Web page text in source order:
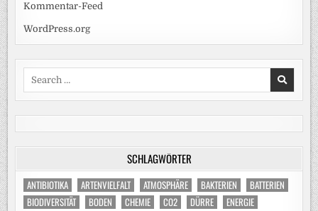
Kommentar-Feed
WordPress.org
Search
SCHLAGWÖRTER
ANTIBIOTIKA ARTENVIELFALT ATMOSPHÄRE BAKTERIEN
BATTERIEN
BIODIVERSITÄT
BODEN CHEMIE CO2 DÜRRE
ENERGIE